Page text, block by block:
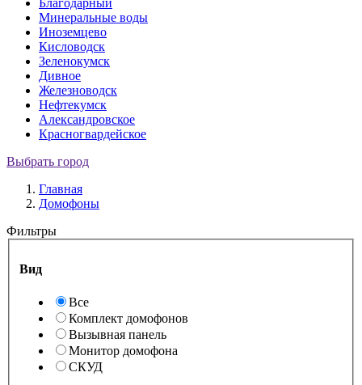
Минеральные воды
Иноземцево
Кисловодск
Зеленокумск
Дивное
Железноводск
Нефтекумск
Александровское
Красногвардейское
Выбрать город
Главная
Домофоны
Фильтры
Вид
Все
Комплект домофонов
Вызывная панель
Монитор домофона
СКУД